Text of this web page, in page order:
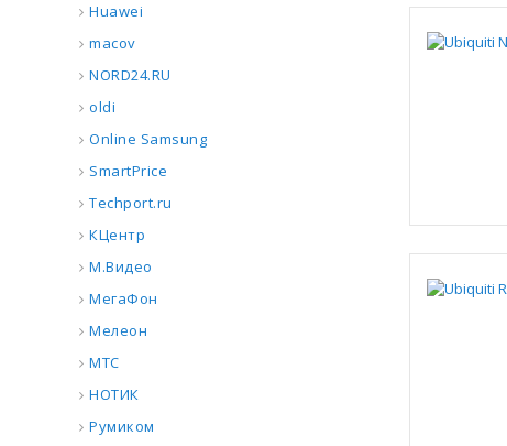
Huawei
macov
NORD24.RU
oldi
Online Samsung
SmartPrice
Techport.ru
КЦентр
М.Видео
МегаФон
Мелеон
МТС
НОТИК
Румиком